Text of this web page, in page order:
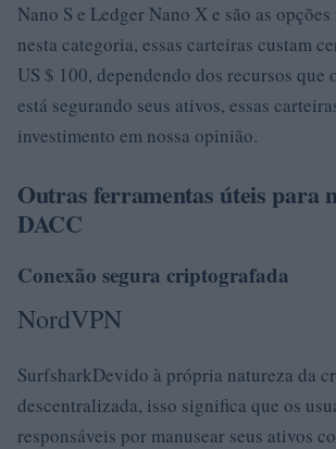
Nano S e Ledger Nano X e são as
nesta categoria, essas carteiras custam
US $ 100, dependendo dos recursos que
está segurando seus ativos, essas
investimento em nossa opinião.
Outras ferramentas úteis para
DACC
Conexão segura criptografada
NordVPN
SurfsharkDevido à própria natureza da
descentralizada, isso significa que os
responsáveis ​​por manusear seus ativos